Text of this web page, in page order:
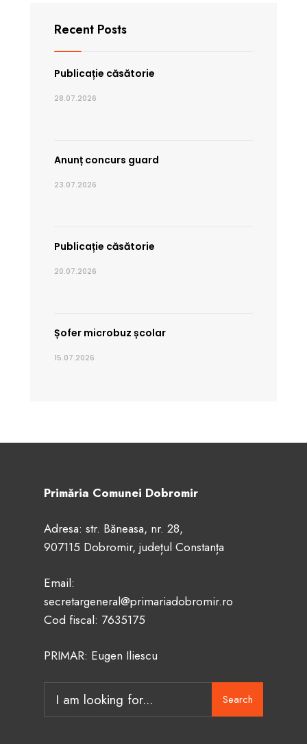
Recent Posts
Publicație căsătorie
28.07.2026
Anunț concurs guard
23.07.2026
Publicație căsătorie
20.07.2026
Șofer microbuz școlar
15.07.2026
Primăria Comunei Dobromir
Adresa: str. Băneasa, nr. 28,
907115 Dobromir, județul Constanța
Email:
secretargeneral@primariadobromir.ro
Cod fiscal: 7635175
PRIMAR: Eugen Iliescu
for:
Search